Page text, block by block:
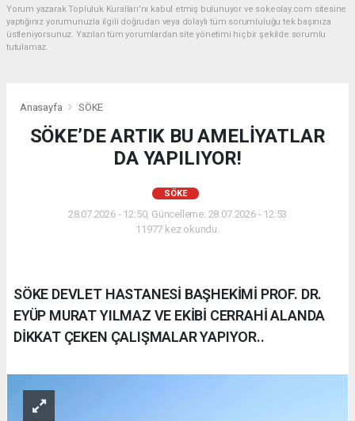
Yorum yazarak Topluluk Kuralları’nı kabul etmiş bulunuyor ve sokeolay.com sitesine
yaptığınız yorumunuzla ilgili doğrudan veya dolaylı tüm sorumluluğu tek başınıza
üstleniyorsunuz. Yazılan tüm yorumlardan site yönetimi hiçbir şekilde sorumlu
tutulamaz.
Anasayfa SÖKE
SÖKE’DE ARTIK BU AMELİYATLAR
DA YAPILIYOR!
SÖKE
28.07.2026 - 12:50, Güncelleme: 28.07.2026 - 12:53
11977 kez okundu.
SÖKE DEVLET HASTANESİ BAŞHEKİMİ PROF. DR.
EYÜP MURAT YILMAZ VE EKİBİ CERRAHİ ALANDA
DİKKAT ÇEKEN ÇALIŞMALAR YAPIYOR..